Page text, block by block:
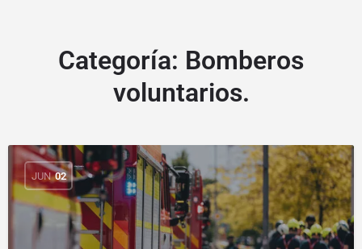
Categoría: Bomberos
voluntarios.
JUN 02